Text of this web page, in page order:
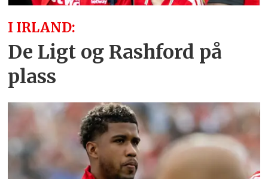
I IRLAND:
De Ligt og Rashford på
plass